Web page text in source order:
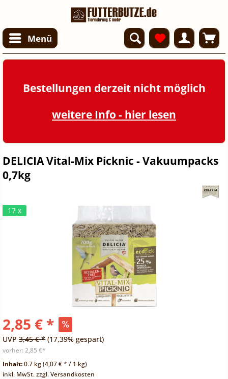
Menü
Bestellungen derzeit nicht möglich
weitere Info - hier lesen
DELICIA Vital-Mix Picknic - Vakuumpacks
0,7kg
17 x
2,85 € *
UVP 3,45 € * (17,39% gespart)
vorher: 2,85 €*
Inhalt:0.7 kg (4,07 € * / 1 kg)
inkl. MwSt.zzgl. Versandkosten